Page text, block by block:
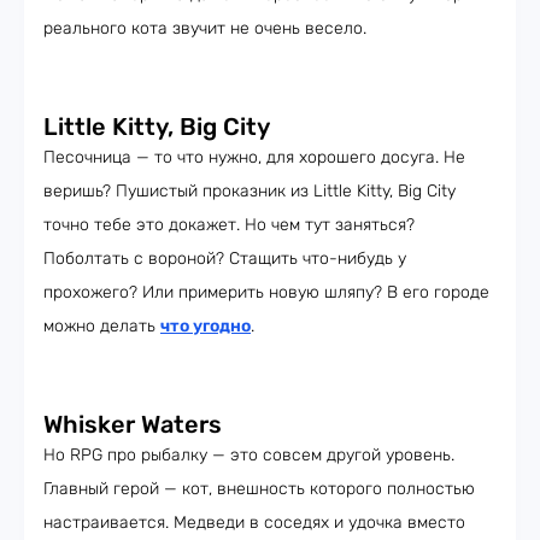
реального кота звучит не очень весело.
Little Kitty, Big City
Песочница — то что нужно, для хорошего досуга. Не
веришь? Пушистый проказник из Little Kitty, Big City
точно тебе это докажет. Но чем тут заняться?
Поболтать с вороной? Стащить что-нибудь у
прохожего? Или примерить новую шляпу? В его городе
можно делать что угодно.
Whisker Waters
Но RPG про рыбалку — это совсем другой уровень.
Главный герой — кот, внешность которого полностью
настраивается. Медведи в соседях и удочка вместо